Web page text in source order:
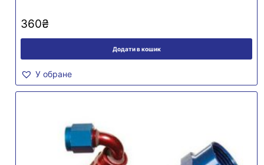
360₴
Додати в кошик
У обране